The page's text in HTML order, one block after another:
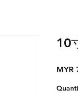
10
MYR